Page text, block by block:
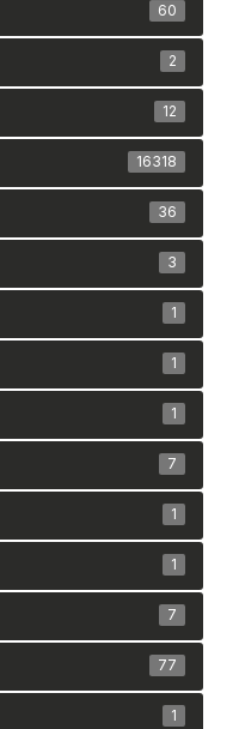
60
2
12
16318
36
3
1
1
1
7
1
1
7
77
1